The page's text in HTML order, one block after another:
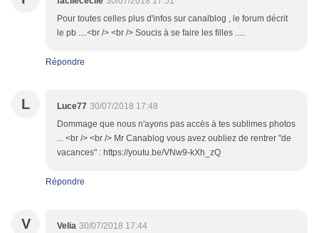
Pour toutes celles plus d'infos sur canalblog , le forum décrit
le pb ....<br /> <br /> Soucis à se faire les filles .....
Répondre
L Luce77 30/07/2018 17:48
Dommage que nous n'ayons pas accès à tes sublimes photos
... <br /> <br /> Mr Canablog vous avez oubliez de rentrer "de
vacances" : https://youtu.be/VNw9-kXh_zQ
Répondre
V Velia 30/07/2018 17:44